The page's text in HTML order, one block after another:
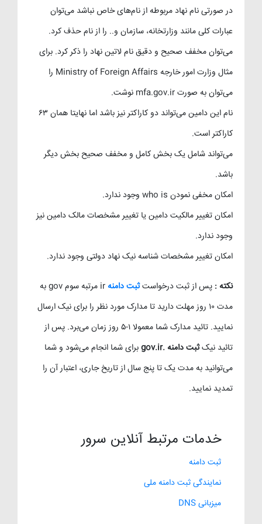
در صورتی نام نهاد مربوطه از نام‌های خاص نباشد می‌توان
عبارات کلی مانند وزارتخانه، سازمان و.. را از نام حذف کرد.
می‌توان مخفف صحیح و دقیق نام لاتین نهاد را ذکر کرد. برای
مثال وزارت امور خارجه Ministry of Foreign Affairs را
می‌توان به صورت mfa.gov.ir نوشت.
نام این دامین می‌تواند دو کاراکتر نیز باشد اما نهایتا همان ۶۳
کاراکتر است.
می‌تواند شامل یک بخش کامل و مخفف صحیح بخش دیگر
باشد.
امکان مخفی نمودن who is وجود ندارد.
امکان تغییر مالکیت دامین یا تغییر مشخصات مالک دامین نیز
وجود ندارد.
امکان تغییر مشخصات شناسه نیک نهاد دولتی وجود ندارد.
نکته : پس از ثبت درخواستثبت دامنه
ir مرتبه سوم gov به
مدت ۱۰ روز مهلت دارید تا مدارک مورد نظر را برای نیک ارسال
نمایید. تائید مدارک شما معمولا ۱-۵ روز زمان می‌برد. پس از
تائید نیکثبت دامنه .gov.ir
برای شما انجام می‌شود و شما
می‌توانید به مدت یک تا پنج سال از تاریخ جاری، اعتبار آن را
تمدید نمایید.
خدمات مرتبط آنلاین سرور
ثبت دامنه
نمایندگی ثبت دامنه ملی
میزبانی DNS